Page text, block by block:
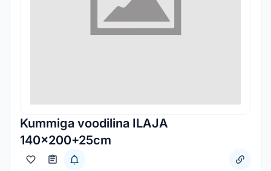
Kummiga voodilina ILAJA
140x200+25cm